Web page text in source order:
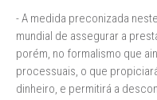
- A medida preconizada
mundial de assegurar a
porém, no formalismo que
processuais, o que
dinheiro, e permitirá a